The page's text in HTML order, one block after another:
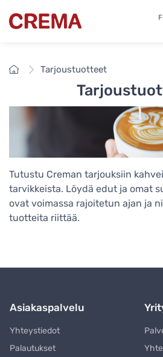
Crema
EtusivuTarjoustuotteet
Tutustu Creman tarjouksiin
tarvikkeista. Löydä edut ja omat
ovat voimassa rajoitetun ajan ja
tuotteita riittää.
Asiakaspalvelu
Yhteystiedot
Palautukset